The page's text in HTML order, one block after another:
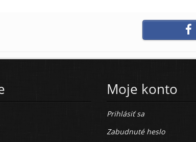
Moje konto
Prihlásiť sa
Zabudnuté heslo